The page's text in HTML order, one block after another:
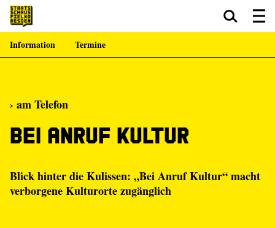
Zum Hauptinhalt springen
Information Termine
› am Telefon
Bei Anruf Kultur
Blick hinter die Kulissen: „Bei Anruf Kultur“ macht
verborgene Kulturorte zugänglich